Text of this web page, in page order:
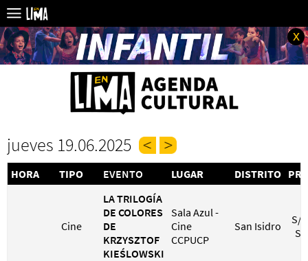
x
jueves 19.06.2025
HORA TIPO EVENTO LUGAR DISTRITO
Cine
LA TRILOGÍA
DE COLORES
DE
KRZYSZTOF
KIEŚLOWSKI
Sala Azul -
Cine
CCPUCP
San Isidro
S/
S/